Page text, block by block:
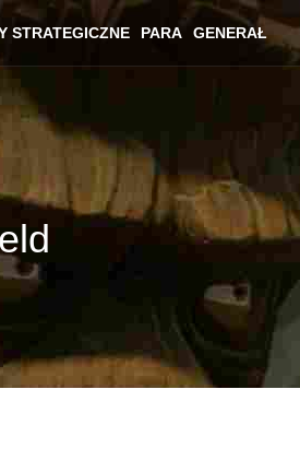
STRATEGICZNE PARA GENERAŁ